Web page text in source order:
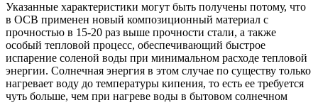
Указанные характеристики могут быть получены потому, что
в ОСВ применен новый композиционный материал с
прочностью в 15-20 раз выше прочности стали, а также
особый тепловой процесс, обеспечивающий быстрое
испарение соленой воды при минимальном расходе тепловой
энергии. Солнечная энергия в этом случае по существу только
нагревает воду до температуры кипения, то есть ее требуется
чуть больше, чем при нагреве воды в бытовом солнечном